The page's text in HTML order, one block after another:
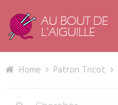
Home Patron Tricot